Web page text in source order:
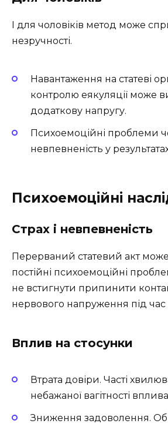
І для чоловіків метод може
незручності.
Навантаження на статеві
контролю еякуляції може
додаткову напругу.
Психоемоційні проблеми
невпевненість у
Психоемоційні
Страх і невпевненість
Перерваний статевий акт
постійні психоемоційні
не встигнути припинити
нервового напруження під час
Вплив на стосунки
Втрата довіри. Часті
небажаної вагітності
Зниження задоволення.